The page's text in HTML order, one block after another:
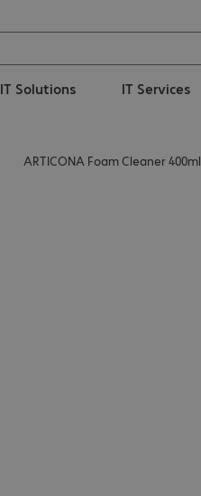
IT Solutions IT Services
ARTICONA Foam Cleaner 400ml